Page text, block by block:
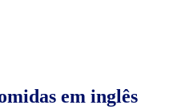
em inglês